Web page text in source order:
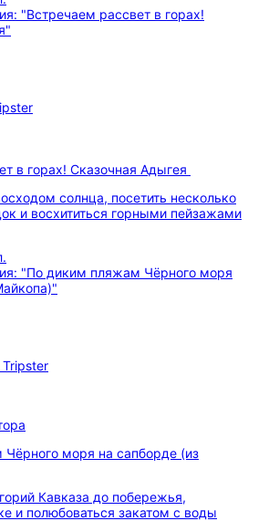
в горах! Сказочная Адыгея
солнца, посетить несколько
и восхититься горными пейзажами
моря на сапборде (из
Кавказа до побережья,
и полюбоваться закатом с воды